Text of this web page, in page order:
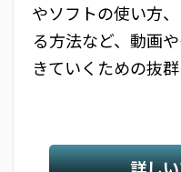
やソフトの使い方
る方法など、動画
きていくための抜